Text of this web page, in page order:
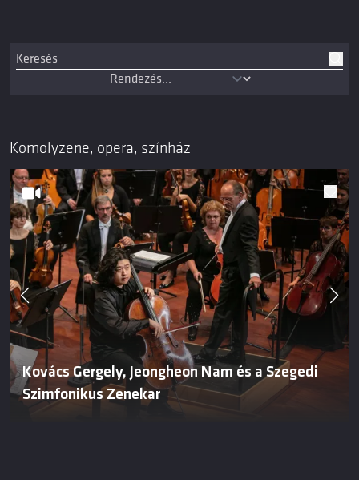
Komolyzene, opera, színház
Kovács Gergely, Jeongheon Nam és a Szegedi
Szimfonikus Zenekar